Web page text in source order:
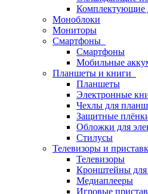
Комплектующие
Моноблоки
Мониторы
Смартфоны
Смартфоны
Мобильные
Планшеты и книги
Планшеты
Электронные
Чехлы для
Защитные
Обложки для
Стилусы
Телевизоры и
Телевизоры
Кронштейны для
Медиаплееры
Игровые